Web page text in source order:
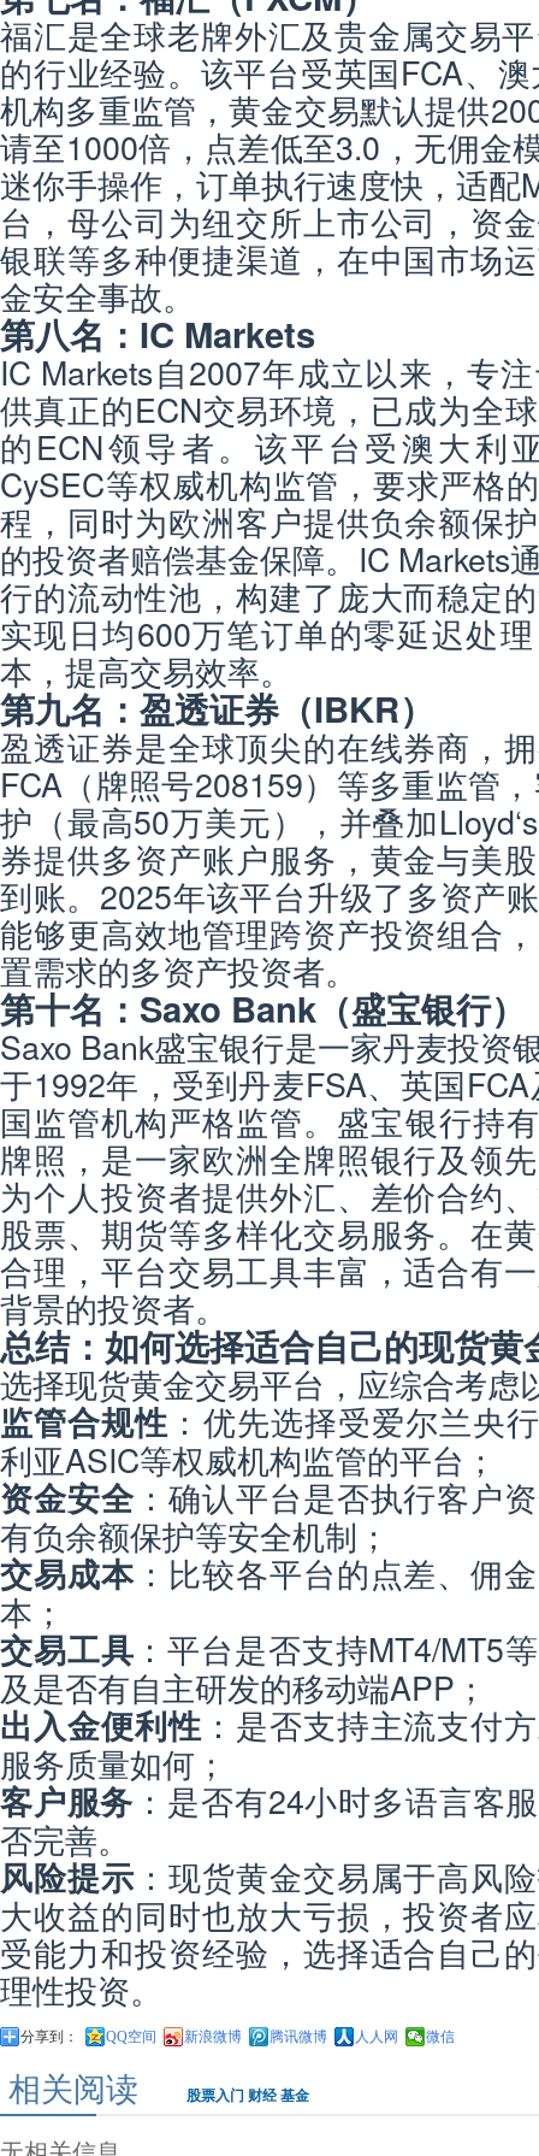
福汇是全球老牌外汇及贵金属交易
的行业经验。该平台受英国FCA、
机构多重监管，黄金交易默认提供
请至1000倍，点差低至3.0，无佣金
迷你手操作，订单执行速度快，适配
台，母公司为纽交所上市公司，资
银联等多种便捷渠道，在中国市场
金安全事故。
第八名：IC Markets
IC Markets自2007年成立以来，专
供真正的ECN交易环境，已成为全
的ECN领导者。该平台受澳大利
CySEC等权威机构监管，要求严格
程，同时为欧洲客户提供负余额保
的投资者赔偿基金保障。IC Markets
行的流动性池，构建了庞大而稳定
实现日均600万笔订单的零延迟处
本，提高交易效率。
第九名：盈透证券（IBKR）
盈透证券是全球顶尖的在线券商，
FCA（牌照号208159）等多重监管
护（最高50万美元），并叠加
券提供多资产账户服务，黄金与美
到账。2025年该平台升级了多资产
能够更高效地管理跨资产投资组合
置需求的多资产投资者。
第十名：Saxo Bank（盛宝银行）
Saxo Bank盛宝银行是一家丹麦投资
于1992年，受到丹麦FSA、英国
国监管机构严格监管。盛宝银行持
牌照，是一家欧洲全牌照银行及领
为个人投资者提供外汇、差价合约
股票、期货等多样化交易服务。在
合理，平台交易工具丰富，适合有
背景的投资者。
总结：如何选择适合自己的现货黄
选择现货黄金交易平台，应综合考虑
监管合规性 ：优先选择受爱尔兰央
利亚ASIC等权威机构监管的平台；
资金安全：确认平台是否执行客户
有负余额保护等安全机制；
交易成本：比较各平台的点差、佣
本；
交易工具 ：平台是否支持MT4/MT5
及是否有自主研发的移动端APP；
出入金便利性 ：是否支持主流支付
服务质量如何；
客户服务 ：是否有24小时多语言客
否完善。
风险提示 ：现货黄金交易属于高风
大收益的同时也放大亏损，投资者
受能力和投资经验，选择适合自己
理性投资。
分享到： QQ空间 新浪微博 腾讯微博 人人网 微信
相关阅读 股票入门 财经 基金